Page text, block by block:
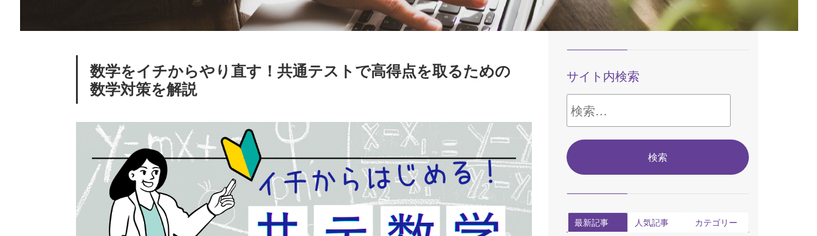
数学をイチからやり直す！共通テストで高得点を取るための
数学対策を解説
サイト内検索
索:
最新記事 人気記事 カテゴリー